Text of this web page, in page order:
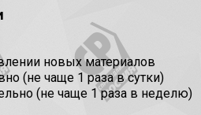
новых материалов
(не чаще 1 раза в сутки)
(не чаще 1 раза в неделю)